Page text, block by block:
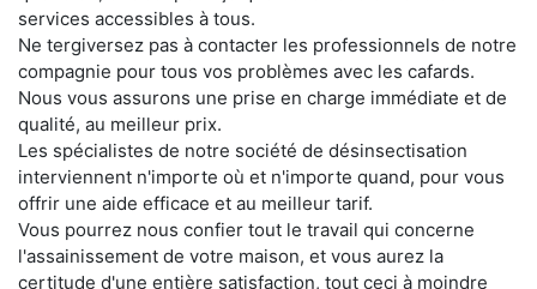
services accessibles à tous.
Ne tergiversez pas à contacter les professionnels de notre
compagnie pour tous vos problèmes avec les cafards.
Nous vous assurons une prise en charge immédiate et de
qualité, au meilleur prix.
Les spécialistes de notre société de désinsectisation
interviennent n'importe où et n'importe quand, pour vous
offrir une aide efficace et au meilleur tarif.
Vous pourrez nous confier tout le travail qui concerne
l'assainissement de votre maison, et vous aurez la
certitude d'une entière satisfaction, tout ceci à moindre